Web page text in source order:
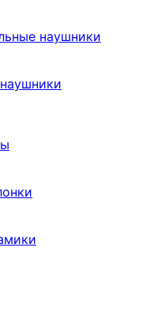
наушники